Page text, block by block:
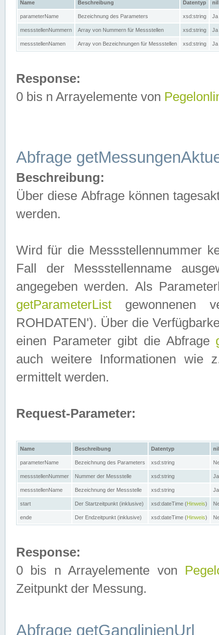
Name Beschreibung Datentyp nil
parameterName Bezeichnung des Parameters xsd:string Ja
messstellenNummern Array von Nummern für Messstellen xsd:string Ja
messstellenNamen Array von Bezeichnungen für Messstellen xsd:string Ja
Response:
0 bis n Arrayelemente von
Abfrage
Beschreibung:
Über diese Abfrage können
werden.
Wird für die Messstellennummer
Fall der Messstellenname
angegeben werden. Als
getParameterList gewonnenen
ROHDATEN'). Über die
einen Parameter gibt die Abfrage
auch weitere Informationen wie
ermittelt werden.
Request-Parameter:
Name Beschreibung Datentyp nil
parameterName Bezeichnung des Parameters xsd:string
messstellenNummer Nummer der Messstelle xsd:string Ja
messstellenName Bezeichnung der Messstelle xsd:string Ja
start Der Startzeitpunkt (inklusive) xsd:dateTime (Hinweis)
ende Der Endzeitpunkt (inklusive) xsd:dateTime (Hinweis)
Response:
0 bis n Arrayelemente von
Zeitpunkt der Messung.
Abfrage getGanglinienUrl